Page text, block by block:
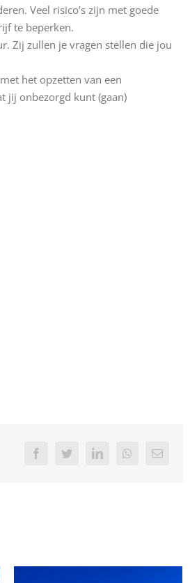
Veel risico’s zijn met goede
te beperken.
Zij zullen je vragen stellen die jou
het opzetten van een
jij onbezorgd kunt (gaan)
FacebookTwitterLinkedInWhatsappEmail